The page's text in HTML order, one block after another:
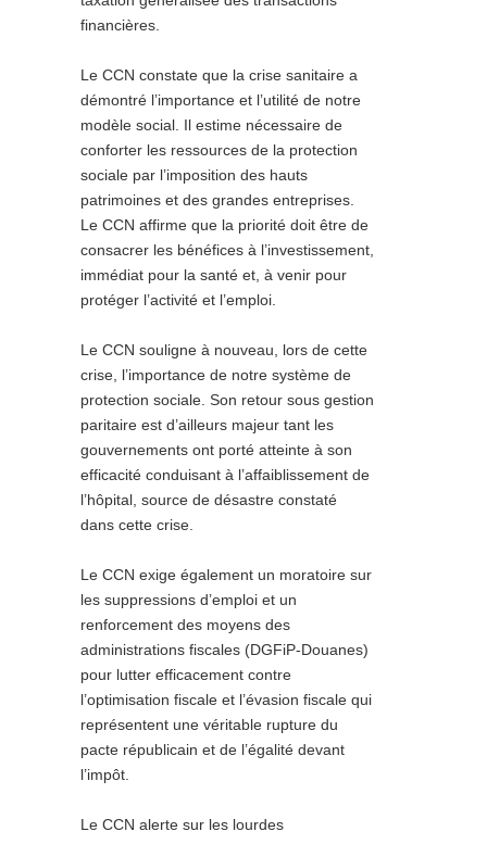
financières.
Le CCN constate que la crise sanitaire a
démontré l’importance et l’utilité de notre
modèle social. Il estime nécessaire de
conforter les ressources de la protection
sociale par l’imposition des hauts
patrimoines et des grandes entreprises.
Le CCN affirme que la priorité doit être de
consacrer les bénéfices à l’investissement,
immédiat pour la santé et, à venir pour
protéger l’activité et l’emploi.
Le CCN souligne à nouveau, lors de cette
crise, l’importance de notre système de
protection sociale. Son retour sous gestion
paritaire est d’ailleurs majeur tant les
gouvernements ont porté atteinte à son
efficacité conduisant à l’affaiblissement de
l’hôpital, source de désastre constaté
dans cette crise.
Le CCN exige également un moratoire sur
les suppressions d’emploi et un
renforcement des moyens des
administrations fiscales (DGFiP-Douanes)
pour lutter efficacement contre
l’optimisation fiscale et l’évasion fiscale qui
représentent une véritable rupture du
pacte républicain et de l’égalité devant
l’impôt.
Le CCN alerte sur les lourdes